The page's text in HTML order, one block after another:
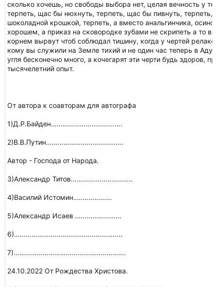
сколько хочешь, но свободы выбора нет, целая вечность у
терпеть, щас бы нюхнуть, терпеть, щас бы пивнуть,
шоколадной крошкой, терпеть, а вместо анальгинчика,
хорошем, а приказ на сковородке зубами не скрипеть а то
корнем вырвут чтоб соблюдал тишину, когда у чертей
кому вы служили на Земле тихий и не один час теперь в Аду
угля бесконечно много, а кочегарят эти черти будь здоров,
тысячелетний опыт.
От автора к соавторам для автографа
1)Д.Р.Байден……………………………….
2)В.В.Путин………………………………….
Автор - Господа от Народа.
3)Александр Титов…………………………..
4)Василий Истомин..………………
5)Александр Исаев ……………………
6)………………………………………………..
7)………………………………………………….
24.10.2022 От Рождества Христова.